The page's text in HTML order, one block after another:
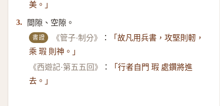
美。」
3. 間隙、空隙。
書證 《管子·制分》 ：
「故凡用兵書，攻堅則軔，
乘 瑕 則神。」
《西遊記·第五五回》
：
「行者自門 瑕 處鑽將進
去。」